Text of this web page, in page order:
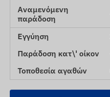
Αναμενόμενη
παράδοση
Εγγύηση
Παράδοση κατ\' οίκον
Τοποθεσία αγαθών